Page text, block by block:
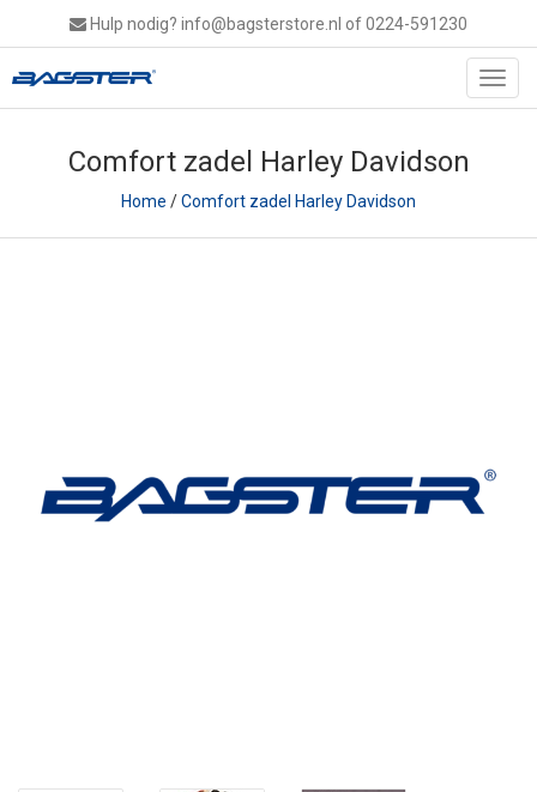
Hulp nodig? info@bagsterstore.nl of 0224-591230
Comfort zadel Harley Davidson
Home /Comfort zadel Harley Davidson